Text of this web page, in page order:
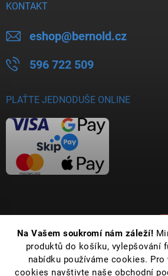
Na Vašem soukromí nám záleží!
produktů do košíku, vylepšování
nabídku používáme cookies.
cookies navštivte naše obchodní
KONTAKT
eshop@bernold.cz
596 722 509
PLAŤTE JEDNODUŠE ONLINE